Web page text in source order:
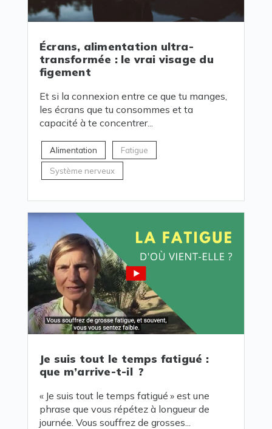
Écrans, alimentation ultra-
transformée : le vrai visage du
figement
Et si la connexion entre ce que tu manges,
les écrans que tu consommes et ta
capacité à te concentrer...
Alimentation Fatigue
Système nerveux
Je suis tout le temps fatigué :
que m’arrive-t-il ?
« Je suis tout le temps fatigué » est une
phrase que vous répétez à longueur de
journée. Vous souffrez de grosses...